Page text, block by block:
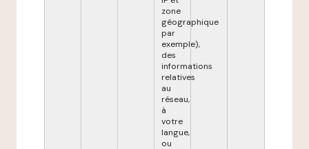
zone
géographique
par
exemple),
des
informations
relatives
au
réseau,
à
votre
langue,
ou